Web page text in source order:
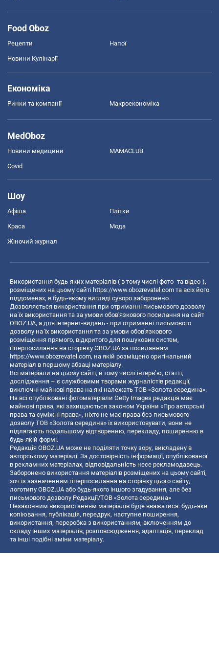
Food Oboz
Рецепти Напої
Новини Кулінарії
Економіка
Ринки та компанії Макроекономіка
MedOboz
Новини медицини MAMACLUB
Covid
Шоу
Афіша Плітки
Краса Мода
Жіночий журнал
Використання будь-яких матеріалів ( в тому числі фото- та відео-),
розміщених на цьому сайті https://www.obozrevatel.com та всіх його
піддоменах, в будь-якому вигляді суворо заборонено.
Дозволяється використання при отриманні письмового дозволу
на їх використання та за умови обов'язкового посилання на сайт
OBOZ.UA, а для інтернет-видань - при отриманні письмового
дозволу на їх використання та за умови обов'язкового
розміщення прямого, відкритого для пошукових систем,
гіперпосилання на сторінку OBOZ.UA за посиланням
https://www.obozrevatel.com, на якій розміщено оригінальний
матеріал в першому абзаці матеріалу.
Всі матеріали на цьому сайті, в тому числі інтерв’ю, статті,
дослідження – є службовими творами журналістів редакції,
виключні майнові права на які належать ТОВ «Золота середина».
На всі опубліковані фотоматеріали Getty Images редакція має
майнові права, які захищаються законом України «Про авторські
права та суміжні права», ніхто не має права без письмового
дозволу ТОВ «Золота середина» їх використовувати, вони не
підлягають подальшому відтворенню, перекладу, поширенню в
будь-якій формі.
Редакція OBOZ.UA може не поділяти точку зору, викладену в
авторському матеріалі. За достовірність інформації, опублікованої
в рекламних матеріалах, відповідальність несе рекламодавець.
Заборонено використання матеріалів розміщених на цьому сайті,
хоч із зазначенням гіперпосилання на сторінку цього сайту,
логотипу OBOZ.UA або будь-якого іншого згадування, але без
письмового дозволу Редакції/ТОВ «Золота середина»
Незаконним використанням матеріалів буде вважатися: будь-яке
копiювання, публiкацiя, передрук, наступне поширення,
використання, переробка з використанням, включенням до
складу інших матеріалів, розповсюдження, адаптація, переклад
та інші подібні зміни матеріалу.